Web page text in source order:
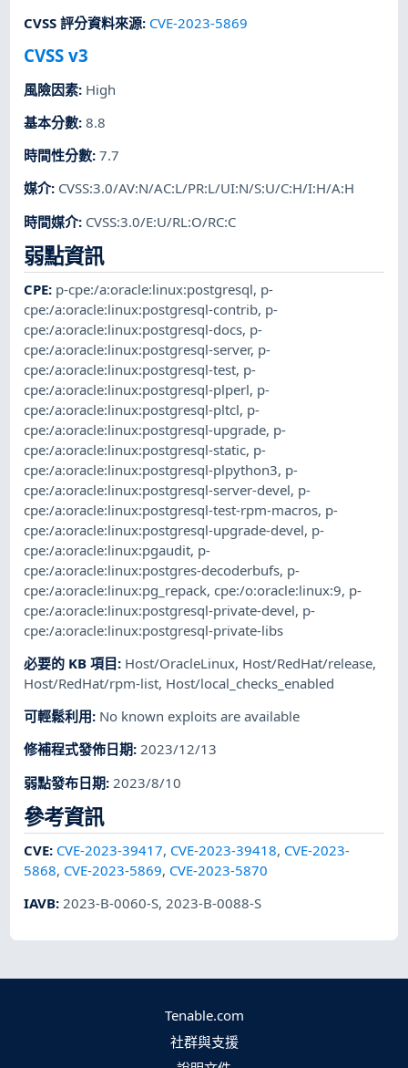
CVSS 評分資料來源: CVE-2023-5869
CVSS v3
風險因素: High
基本分數:8.8
時間性分數:7.7
媒介: CVSS:3.0/AV:N/AC:L/PR:L/UI:N/S:U/C:H/I:H/A:H
時間媒介: CVSS:3.0/E:U/RL:O/RC:C
弱點資訊
CPE: p-cpe:/a:oracle:linux:postgresql, p-
cpe:/a:oracle:linux:postgresql-contrib, p-
cpe:/a:oracle:linux:postgresql-docs, p-
cpe:/a:oracle:linux:postgresql-server, p-
cpe:/a:oracle:linux:postgresql-test, p-
cpe:/a:oracle:linux:postgresql-plperl, p-
cpe:/a:oracle:linux:postgresql-pltcl, p-
cpe:/a:oracle:linux:postgresql-upgrade, p-
cpe:/a:oracle:linux:postgresql-static, p-
cpe:/a:oracle:linux:postgresql-plpython3, p-
cpe:/a:oracle:linux:postgresql-server-devel, p-
cpe:/a:oracle:linux:postgresql-test-rpm-macros, p-
cpe:/a:oracle:linux:postgresql-upgrade-devel, p-
cpe:/a:oracle:linux:pgaudit, p-
cpe:/a:oracle:linux:postgres-decoderbufs, p-
cpe:/a:oracle:linux:pg_repack,cpe:/o:oracle:linux:9, p-
cpe:/a:oracle:linux:postgresql-private-devel, p-
cpe:/a:oracle:linux:postgresql-private-libs
必要的 KB 項目: Host/OracleLinux, Host/RedHat/release,
Host/RedHat/rpm-list, Host/local_checks_enabled
可輕鬆利用: No known exploits are available
修補程式發佈日期:2023/12/13
弱點發布日期: 2023/8/10
參考資訊
CVE: CVE-2023-39417, CVE-2023-39418, CVE-2023-
5868, CVE-2023-5869, CVE-2023-5870
IAVB: 2023-B-0060-S, 2023-B-0088-S
Tenable.com
社群與支援